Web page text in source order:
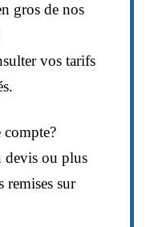
gros de nos
vos tarifs
compte?
ou plus
remises sur